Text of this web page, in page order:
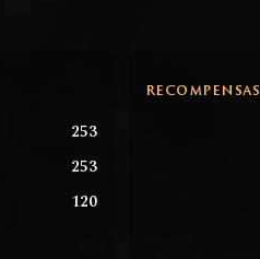
253
253
120
RECOMPENSAS